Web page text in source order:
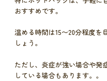
おすすめです。
温める時間は15〜20分程度を
しょう。
ただし、炎症が強い場合や発
している場合もあります。。